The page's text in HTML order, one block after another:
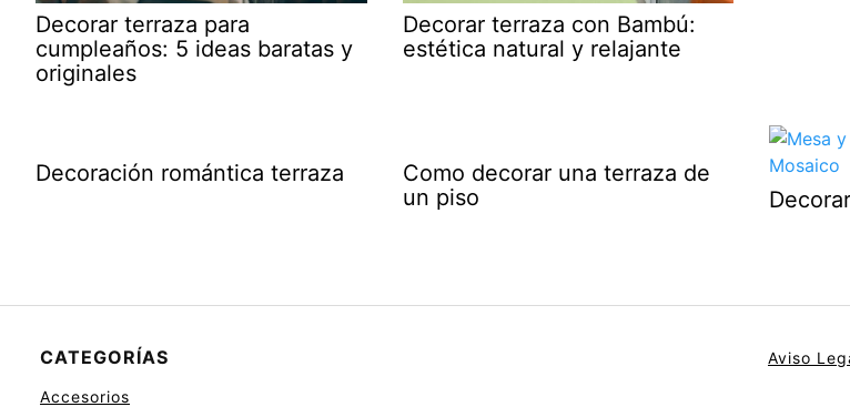
Decorar terraza para
cumpleaños: 5 ideas baratas y
originales
Decorar terraza con Bambú:
estética natural y relajante
Decoración romántica terraza
Como decorar una terraza de
un piso
CATEGORÍAS
Accesorios
Aviso